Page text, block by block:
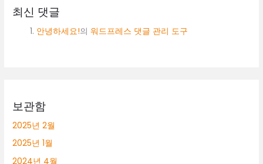
최신 댓글
안녕하세요!의워드프레스 댓글 관리 도구
보관함
2025년 2월
2025년 1월
2024년 4월